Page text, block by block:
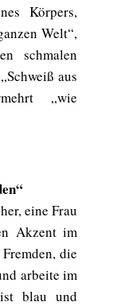
Körpers,
Welt“,
schmalen
aus
„wie
eine Frau
Akzent im
die
arbeite im
blau und